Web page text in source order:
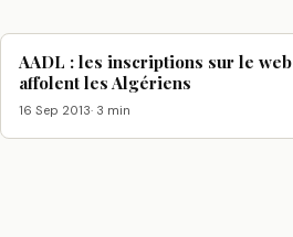
AADL : les inscriptions sur le web
affolent les Algériens
16 Sep 2013· 3 min